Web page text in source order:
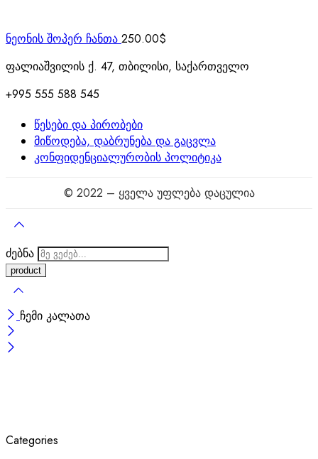
ნეონის შოპერ ჩანთა 250.00$
ფალიაშვილის ქ. 47, თბილისი, საქართველო
+995 555 588 545
წესები და პირობები
მიწოდება, დაბრუნება და გაცვლა
კონფიდენციალურობის პოლიტიკა
© 2022 – ყველა უფლება დაცულია
ძებნა
ჩემი კალათა
Categories